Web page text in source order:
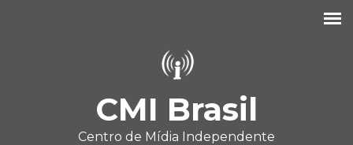
CMI Brasil
Centro de Mídia Independente